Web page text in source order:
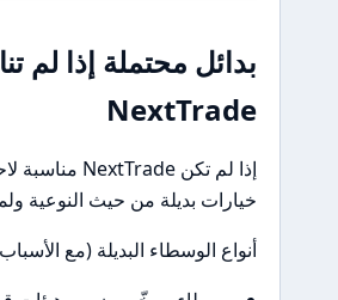
محتملة إذا لم تناسبك
إذا لم تكن NextTrade مناسبة لاحتياجاتك، فإليك
بديلة من حيث النوعية ولماذا تختارها:
الوسطاء البديلة (مع الأسباب):